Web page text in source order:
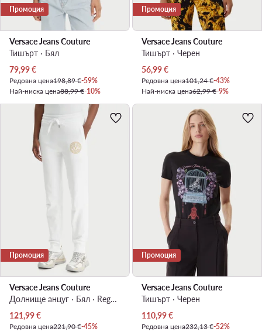
Промоция
Versace Jeans Couture
Тишърт · Бял
Актуална цена
79,99€
Редовна цена198,89 €-59%
Най-ниска цена88,99 €-10%
Промоция
Versace Jeans Couture
Тишърт · Черен
Актуална цена
56,99€
Редовна цена101,24 €-43%
Най-ниска цена62,99 €-9%
Промоция
Versace Jeans Couture
Долнище анцуг · Бял · Regular Fit
Актуална цена
121,99€
Редовна цена221,90 €-45%
Промоция
Versace Jeans Couture
Тишърт · Черен
Актуална цена
110,99€
Редовна цена232,13 €-52%